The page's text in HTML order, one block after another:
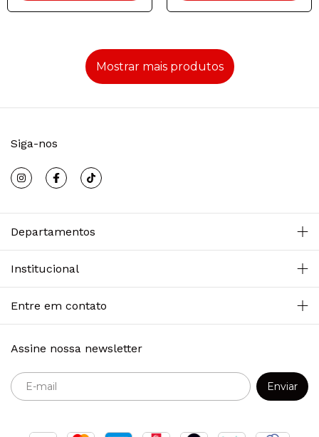
Mostrar mais produtos
Siga-nos
Departamentos
Institucional
Entre em contato
Assine nossa newsletter